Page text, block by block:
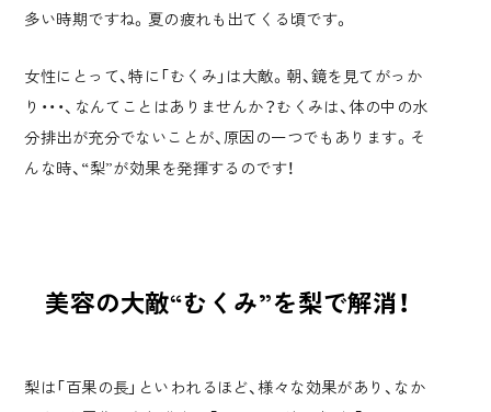
多い時期ですね。夏の疲れも出てくる頃です。
女性にとって、特に「むくみ」は大敵。朝、鏡を見てがっか
り・・・、なんてことはありませんか？むくみは、体の中の水
分排出が充分でないことが、原因の一つでもあります。そ
んな時、“梨”が効果を発揮するのです！
美容の大敵“むくみ”を梨で解消！
梨は「百果の長」といわれるほど、様々な効果があり、なか